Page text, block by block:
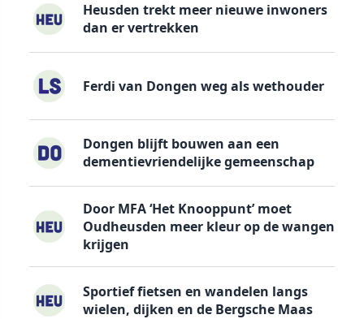
Heusden trekt meer nieuwe inwoners
dan er vertrekken
Ferdi van Dongen weg als wethouder
Dongen blijft bouwen aan een
dementievriendelijke gemeenschap
Door MFA ‘Het Knooppunt’ moet
Oudheusden meer kleur op de wangen
krijgen
Sportief fietsen en wandelen langs
wielen, dijken en de Bergsche Maas